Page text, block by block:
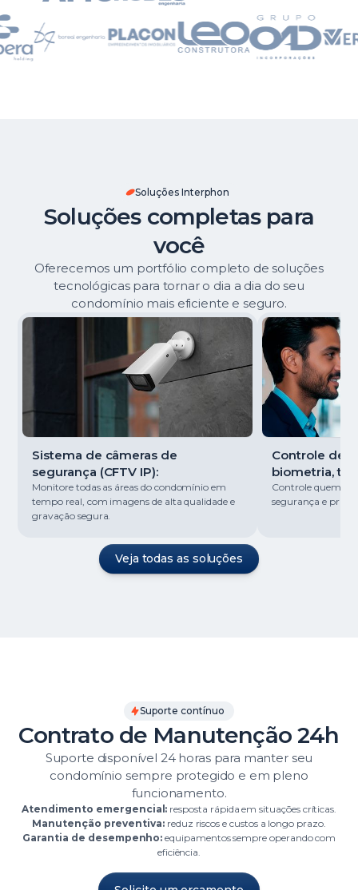
Soluções Interphon
Soluções completas para
você
Oferecemos um portfólio completo de soluções
tecnológicas para tornar o dia a dia do seu
condomínio mais eficiente e seguro.
Sistema de câmeras de
segurança (CFTV IP):
Monitore todas as áreas do condomínio em
tempo real, com imagens de alta qualidade e
gravação segura.
Controle de
biometria,
Controle quem
segurança e
Veja todas as soluções
Suporte contínuo
Contrato de Manutenção 24h
Suporte disponível 24 horas para manter seu
condomínio sempre protegido e em pleno
funcionamento.
Atendimento emergencial: resposta rápida em situações críticas.
Manutenção preventiva:reduz riscos e custos a longo prazo.
Garantia de desempenho: equipamentos sempre operando com
eficiência.